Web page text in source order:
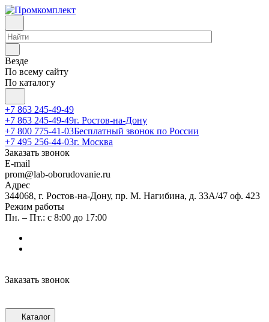
Везде
По всему сайту
По каталогу
+7 863 245-49-49
+7 863 245-49-49г. Ростов-на-Дону
+7 800 775-41-03Бесплатный звонок по России
+7 495 256-44-03г. Москва
Заказать звонок
E-mail
prom@lab-oborudovanie.ru
Адрес
344068, г. Ростов-на-Дону, пр. М. Нагибина, д. 33А/47 оф. 423
Режим работы
Пн. – Пт.: с 8:00 до 17:00
Заказать звонок
Каталог